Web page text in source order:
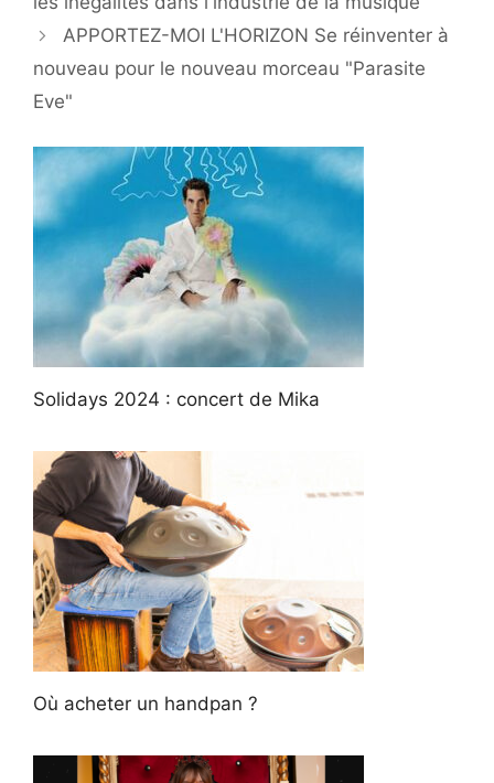
APPORTEZ-MOI L'HORIZON Se réinventer à
nouveau pour le nouveau morceau "Parasite
Eve"
Solidays 2024 : concert de Mika
Où acheter un handpan ?